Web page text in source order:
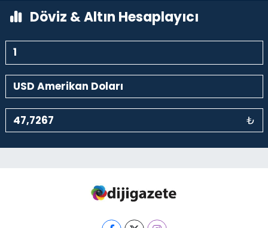
Döviz & Altın Hesaplayıcı
₺